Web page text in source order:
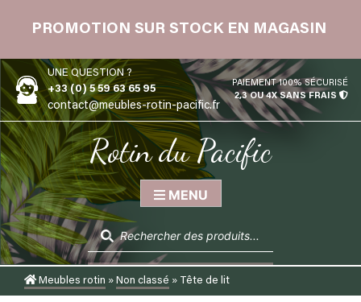
PROMOTION SUR STOCK EN MAGASIN
UNE QUESTION ?
+33 (0) 5 59 63 65 95
contact@meubles-rotin-pacific.fr
PAIEMENT 100% SÉCURISÉ
2,3 OU 4X SANS FRAIS
Rotin du Pacific
MENU
Recherche
de
produits
Meubles rotin » Non classé » Tête de lit